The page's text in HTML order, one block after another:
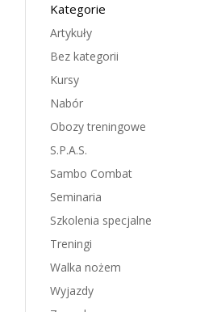
Kategorie
Artykuły
Bez kategorii
Kursy
Nabór
Obozy treningowe
S.P.A.S.
Sambo Combat
Seminaria
Szkolenia specjalne
Treningi
Walka nożem
Wyjazdy